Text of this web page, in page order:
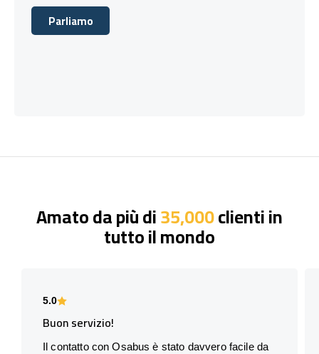
Parliamo
Parliamo
Amato da più di35,000clienti in
tutto il mondo
5.0
Buon servizio!
Il contatto con Osabus è stato davvero facile da